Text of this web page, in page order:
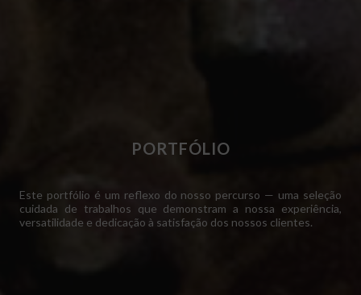
PORTFÓLIO
Este portfólio é um reflexo do nosso percurso — uma seleção
cuidada de trabalhos que demonstram a nossa experiência,
versatilidade e dedicação à satisfação dos nossos clientes.